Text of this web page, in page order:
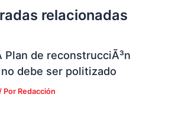
relacionadas
Plan de reconstrucciÃ³n
debe ser politizado
Por Redacción